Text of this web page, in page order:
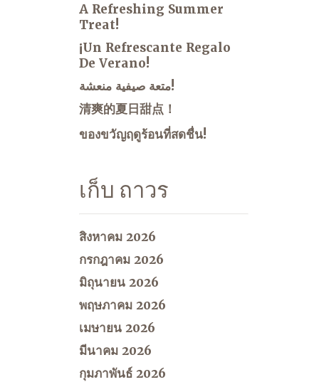
A Refreshing Summer
Treat!
¡Un Refrescante Regalo
De Verano!
متعة صيفية منعشة!
清爽的夏日甜点！
ของขวัญฤดูร้อนที่สดชื่น!
เก็บ ถาวร
สิงหาคม 2026
กรกฎาคม 2026
มิถุนายน 2026
พฤษภาคม 2026
เมษายน 2026
มีนาคม 2026
กุมภาพันธ์ 2026